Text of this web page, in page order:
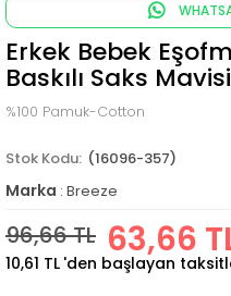
Erkek Bebek
Baskılı Saks
%100 Pamuk-Cotton
(16096-357)
Marka : Breeze
96,66 TL 63,66
10,61 TL 'den başlayan